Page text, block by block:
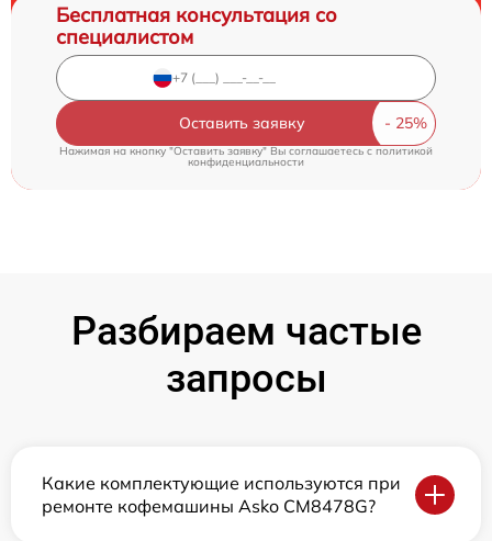
Бесплатная консультация со
специалистом
Оставить заявку
Нажимая на кнопку "Оставить заявку" Вы соглашаетесь cполитикой
конфиденциальности
Разбираем частые
запросы
Какие комплектующие используются при
ремонте кофемашины Asko CM8478G?